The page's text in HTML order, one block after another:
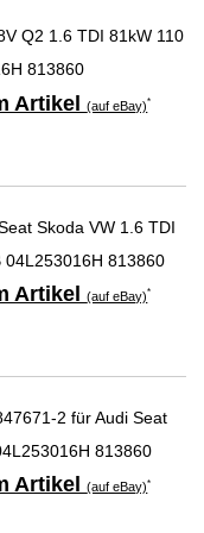
Q2 1.6 TDI 81kW 110
813860
Artikel(auf eBay)*
Skoda VW 1.6 TDI
04L253016H 813860
Artikel(auf eBay)*
2 für Audi Seat
813860
Artikel(auf eBay)*